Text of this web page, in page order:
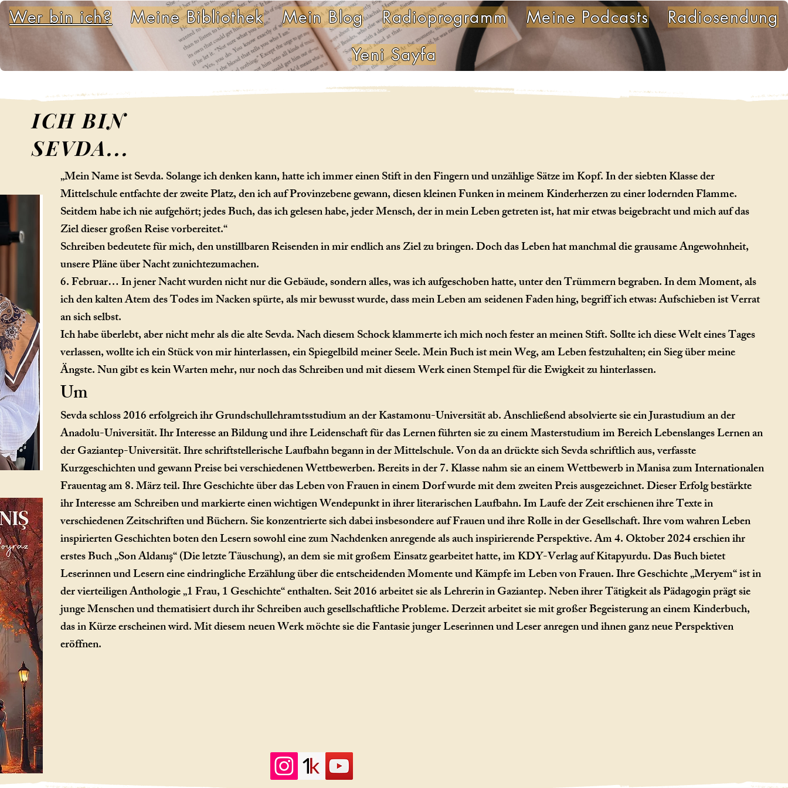
Wer bin ich? Meine Bibliothek Mein Blog Radioprogramm Meine Podcasts
Radiosendung
Yeni Sayfa
ICH BIN
SEVDA...
„Mein Name ist Sevda. Solange ich denken kann, hatte ich immer einen Stift in den Fingern und unzählige Sätze im Kopf. In der siebten Klasse der
Mittelschule entfachte der zweite Platz, den ich auf Provinzebene gewann, diesen kleinen Funken in meinem Kinderherzen zu einer lodernden Flamme.
Seitdem habe ich nie aufgehört; jedes Buch, das ich gelesen habe, jeder Mensch, der in mein Leben getreten ist, hat mir etwas beigebracht und mich auf das
Ziel dieser großen Reise vorbereitet.“
Schreiben bedeutete für mich, den unstillbaren Reisenden in mir endlich ans Ziel zu bringen. Doch das Leben hat manchmal die grausame Angewohnheit,
unsere Pläne über Nacht zunichtezumachen.
6. Februar… In jener Nacht wurden nicht nur die Gebäude, sondern alles, was ich aufgeschoben hatte, unter den Trümmern begraben. In dem Moment, als
ich den kalten Atem des Todes im Nacken spürte, als mir bewusst wurde, dass mein Leben am seidenen Faden hing, begriff ich etwas: Aufschieben ist Verrat
an sich selbst.
Ich habe überlebt, aber nicht mehr als die alte Sevda. Nach diesem Schock klammerte ich mich noch fester an meinen Stift. Sollte ich diese Welt eines Tages
verlassen, wollte ich ein Stück von mir hinterlassen, ein Spiegelbild meiner Seele. Mein Buch ist mein Weg, am Leben festzuhalten; ein Sieg über meine
Ängste. Nun gibt es kein Warten mehr, nur noch das Schreiben und mit diesem Werk einen Stempel für die Ewigkeit zu hinterlassen.
Um
Sevda schloss 2016 erfolgreich ihr Grundschullehramtsstudium an der Kastamonu-Universität ab. Anschließend absolvierte sie ein Jurastudium an der
Anadolu-Universität. Ihr Interesse an Bildung und ihre Leidenschaft für das Lernen führten sie zu einem Masterstudium im Bereich Lebenslanges Lernen an
der Gaziantep-Universität. Ihre schriftstellerische Laufbahn begann in der Mittelschule. Von da an drückte sich Sevda schriftlich aus, verfasste
Kurzgeschichten und gewann Preise bei verschiedenen Wettbewerben. Bereits in der 7. Klasse nahm sie an einem Wettbewerb in Manisa zum Internationalen
Frauentag am 8. März teil. Ihre Geschichte über das Leben von Frauen in einem Dorf wurde mit dem zweiten Preis ausgezeichnet. Dieser Erfolg bestärkte
ihr Interesse am Schreiben und markierte einen wichtigen Wendepunkt in ihrer literarischen Laufbahn. Im Laufe der Zeit erschienen ihre Texte in
verschiedenen Zeitschriften und Büchern. Sie konzentrierte sich dabei insbesondere auf Frauen und ihre Rolle in der Gesellschaft. Ihre vom wahren Leben
inspirierten Geschichten boten den Lesern sowohl eine zum Nachdenken anregende als auch inspirierende Perspektive. Am 4. Oktober 2024 erschien ihr
erstes Buch „Son Aldanış“ (Die letzte Täuschung), an dem sie mit großem Einsatz gearbeitet hatte, im KDY-Verlag auf Kitapyurdu. Das Buch bietet
Leserinnen und Lesern eine eindringliche Erzählung über die entscheidenden Momente und Kämpfe im Leben von Frauen. Ihre Geschichte „Meryem“ ist in
der vierteiligen Anthologie „1 Frau, 1 Geschichte“ enthalten. Seit 2016 arbeitet sie als Lehrerin in Gaziantep. Neben ihrer Tätigkeit als Pädagogin prägt sie
junge Menschen und thematisiert durch ihr Schreiben auch gesellschaftliche Probleme. Derzeit arbeitet sie mit großer Begeisterung an einem Kinderbuch,
das in Kürze erscheinen wird. Mit diesem neuen Werk möchte sie die Fantasie junger Leserinnen und Leser anregen und ihnen ganz neue Perspektiven
eröffnen.